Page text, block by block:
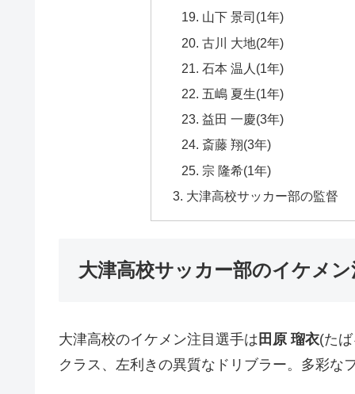
山下 景司(1年)
古川 大地(2年)
石本 温人(1年)
五嶋 夏生(1年)
益田 一慶(3年)
斎藤 翔(3年)
宗 隆希(1年)
大津高校サッカー部の監督
大津高校サッカー部のイケメ
大津高校のイケメン注目選手は 田原 瑠衣(た
クラス、左利きの異質なドリブラー。多彩な